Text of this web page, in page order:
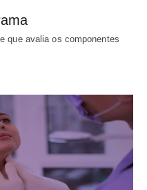
que avalia os componentes